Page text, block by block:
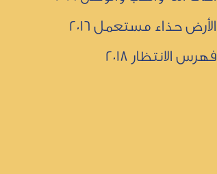
الأرض حذاء مستعمل 2016
فهرس الانتظار 2018